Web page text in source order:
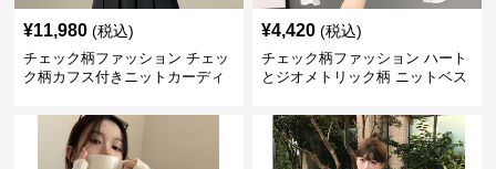
¥11,980 (税込)
チェック柄ファッション チェッ
ク柄カフス付きニットカーディ
¥4,420 (税込)
チェック柄ファッション ハート
とジオメトリック柄 ニットベス